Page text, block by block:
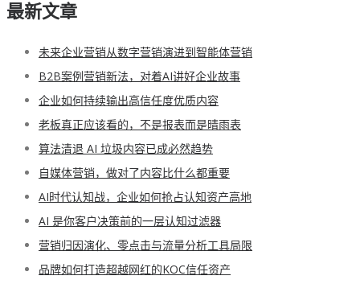
最新文章
未来企业营销从数字营销演进到智能体营销
B2B案例营销新法，对着AI讲好企业故事
企业如何持续输出高信任度优质内容
老板真正应该看的，不是报表而是晴雨表
算法清退 AI 垃圾内容已成必然趋势
自媒体营销，做对了内容比什么都重要
AI时代认知战，企业如何抢占认知资产高地
AI 是你客户决策前的一层认知过滤器
营销归因演化、零点击与流量分析工具局限
品牌如何打造超越网红的KOC信任资产